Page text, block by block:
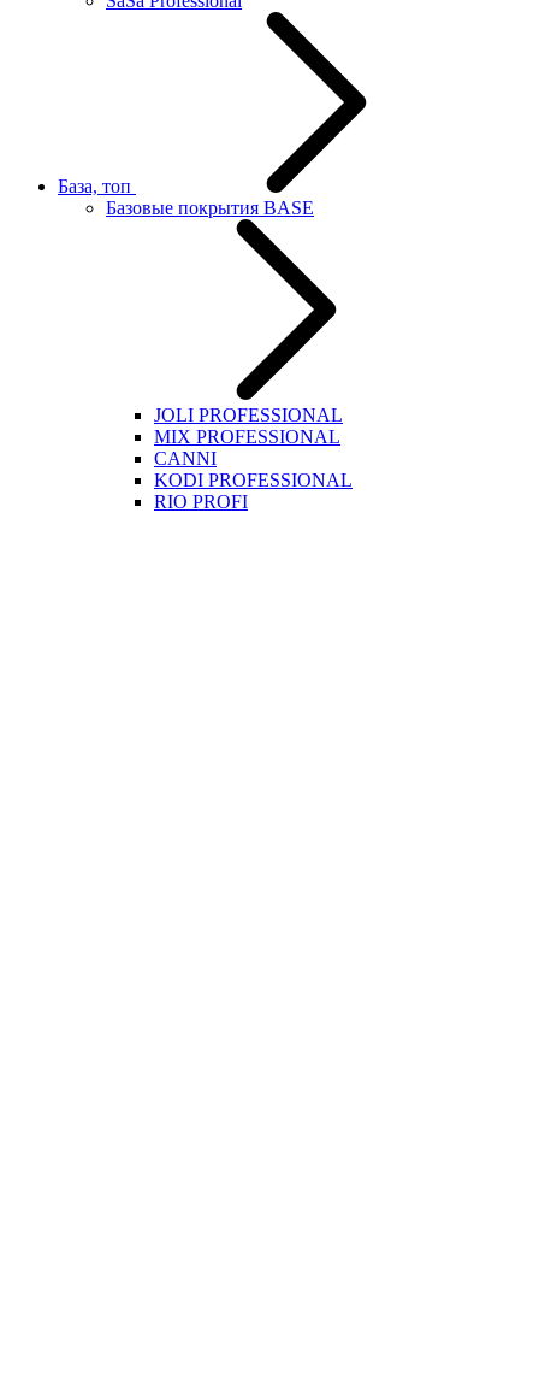
База, топ
Базовые покрытия BASE
JOLI PROFESSIONAL
MIX PROFESSIONAL
CANNI
KODI PROFESSIONAL
RIO PROFI